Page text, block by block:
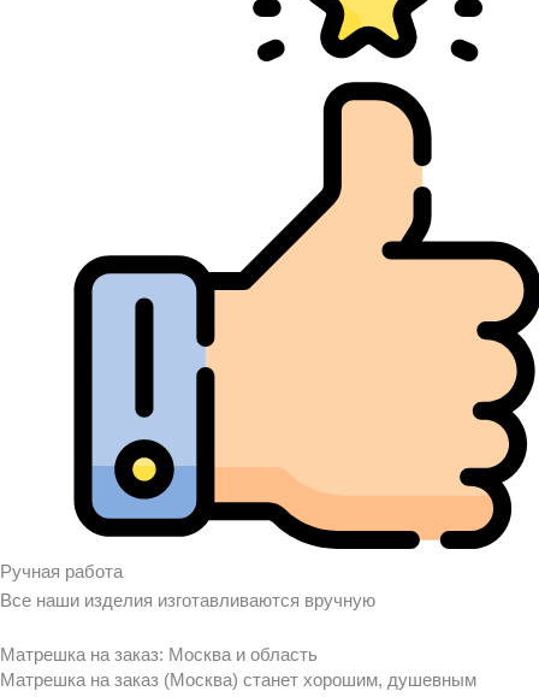
Ручная работа
Все наши изделия изготавливаются вручную
Матрешка на заказ: Москва и область
Матрешка на заказ (Москва) станет хорошим, душевным